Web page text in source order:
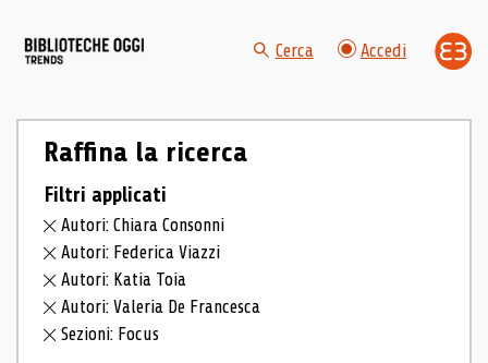
Cerca Accedi
Raffina la ricerca
Filtri applicati
Autori: Chiara Consonni
Autori: Federica Viazzi
Autori: Katia Toia
Autori: Valeria De Francesca
Sezioni: Focus